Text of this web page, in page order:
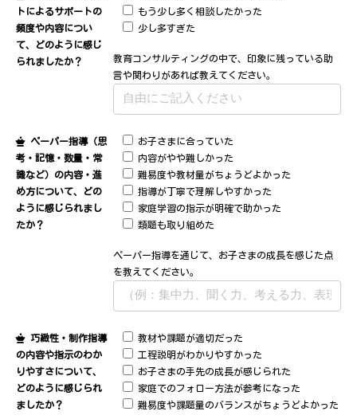
トによるサポートの
頻度や内容につい
て、どのように感じ
られましたか？
もう少し多く相談したかった
少し多すぎた
教育コンサルティングの中で、印象に残っている助
言や関わりがあれば教えてください。
ペーパー指導（思
考・記憶・数量・常
識など）の内容・進
め方について、どの
ように感じられまし
たか？
お子さまに合っていた
内容がやや難しかった
難易度や教材量がちょうどよかった
指導が丁寧で理解しやすかった
家庭学習の指示が明確で助かった
類題も取り組めた
ペーパー指導を通じて、お子さまの成長を感じた点
を教えてください。
巧緻性・制作指導
の内容や指示のわか
りやすさについて、
どのように感じられ
ましたか？
教材や課題が適切だった
工程説明がわかりやすかった
お子さまの手先の成長が感じられた
家庭でのフォロー方法が参考になった
難易度や課題量のバランスがちょうどよかった